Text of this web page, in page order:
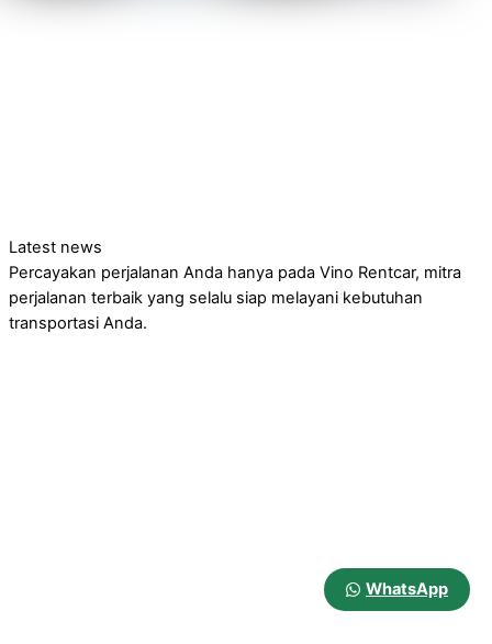
WhatsApp
Latest news
Percayakan perjalanan Anda hanya pada Vino Rentcar, mitra
perjalanan terbaik yang selalu siap melayani kebutuhan
transportasi Anda.